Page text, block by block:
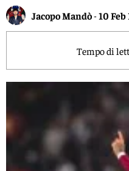
Jacopo Mandò-10 Feb
Tempo di